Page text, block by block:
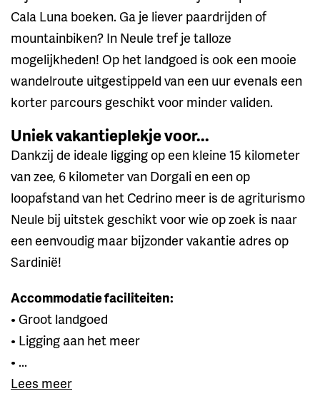
Cala Luna boeken. Ga je liever paardrijden of
mountainbiken? In Neule tref je talloze
mogelijkheden! Op het landgoed is ook een mooie
wandelroute uitgestippeld van een uur evenals een
korter parcours geschikt voor minder validen.
Uniek vakantieplekje voor...
Dankzij de ideale ligging op een kleine 15 kilometer
van zee, 6 kilometer van Dorgali en een op
loopafstand van het Cedrino meer is de agriturismo
Neule bij uitstek geschikt voor wie op zoek is naar
een eenvoudig maar bijzonder vakantie adres op
Sardinië!
Accommodatie faciliteiten:
• Groot landgoed
• Ligging aan het meer
• ...
Lees meer